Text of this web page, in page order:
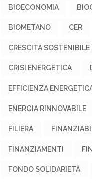
BIOECONOMIA
BIOMETANO CER
CRESCITA SOSTENIBILE
CRISI ENERGETICA
EFFICIENZA
ENERGIA RINNOVABILE
FILIERA
FINANZIAMENTI
FONDO SOLIDARIETÀ